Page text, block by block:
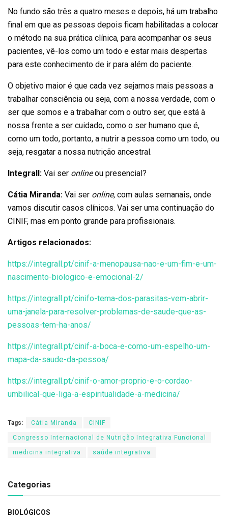
No fundo são três a quatro meses e depois, há um trabalho
final em que as pessoas depois ficam habilitadas a colocar
o método na sua prática clínica, para acompanhar os seus
pacientes, vê-los como um todo e estar mais despertas
para este conhecimento de ir para além do paciente.
O objetivo maior é que cada vez sejamos mais pessoas a
trabalhar consciência ou seja, com a nossa verdade, com o
ser que somos e a trabalhar com o outro ser, que está à
nossa frente a ser cuidado, como o ser humano que é,
como um todo, portanto, a nutrir a pessoa como um todo, ou
seja, resgatar a nossa nutrição ancestral.
Integrall: Vai ser onlineou presencial?
Cátia Miranda: Vai ser online, com aulas semanais, onde
vamos discutir casos clínicos. Vai ser uma continuação do
CINIF, mas em ponto grande para profissionais.
Artigos relacionados:
https://integrall.pt/cinif-a-menopausa-nao-e-um-fim-e-um-
nascimento-biologico-e-emocional-2/
https://integrall.pt/cinifo-tema-dos-parasitas-vem-abrir-
uma-janela-para-resolver-problemas-de-saude-que-as-
pessoas-tem-ha-anos/
https://integrall.pt/cinif-a-boca-e-como-um-espelho-um-
mapa-da-saude-da-pessoa/
https://integrall.pt/cinif-o-amor-proprio-e-o-cordao-
umbilical-que-liga-a-espiritualidade-a-medicina/
Tags: Cátia Miranda CINIF
Congresso Internacional de Nutrição Integrativa Funcional
medicina integrativa saúde integrativa
Categorias
BIOLÓGICOS